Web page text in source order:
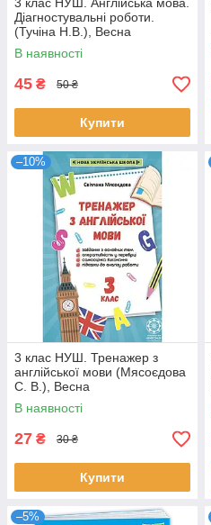
Діагностувальні роботи.
(Тучіна Н.В.), Весна
В наявності
45 ₴ 50 ₴
Купити
–10%
3 клас НУШ. Тренажер з
англійської мови (Мясоєдова
С. В.), Весна
В наявності
27 ₴ 30 ₴
Купити
–5%